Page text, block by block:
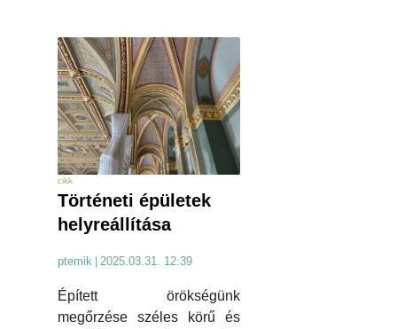
cikk
Történeti épületek
helyreállítása
ptemik 2025.03.31. 12:39
Épített örökségünk
megőrzése széles körű és